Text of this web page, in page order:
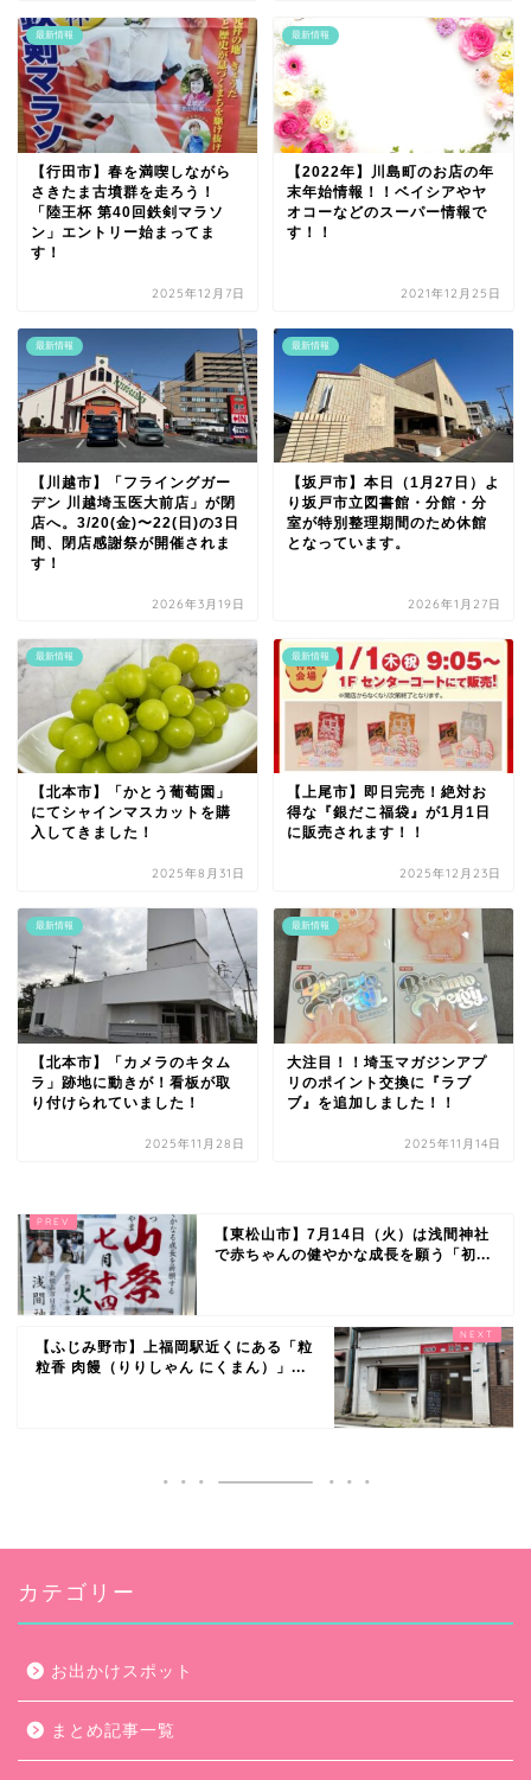
最新情報
【行田市】春を満喫しながら
さきたま古墳群を走ろう！
「陸王杯 第40回鉄剣マラソ
ン」エントリー始まってま
す！
2025年12月7日
最新情報
【2022年】川島町のお店の年
末年始情報！！ベイシアやヤ
オコーなどのスーパー情報で
す！！
2021年12月25日
最新情報
【川越市】「フライングガー
デン 川越埼玉医大前店」が閉
店へ。3/20(金)〜22(日)の3日
間、閉店感謝祭が開催されま
す！
2026年3月19日
最新情報
【坂戸市】本日（1月27日）よ
り坂戸市立図書館・分館・分
室が特別整理期間のため休館
となっています。
2026年1月27日
最新情報
【北本市】「かとう葡萄園」
にてシャインマスカットを購
入してきました！
2025年8月31日
最新情報
【上尾市】即日完売！絶対お
得な『銀だこ福袋』が1月1日
に販売されます！！
2025年12月23日
最新情報
【北本市】「カメラのキタム
ラ」跡地に動きが！看板が取
り付けられていました！
2025年11月28日
最新情報
大注目！！埼玉マガジンアプ
リのポイント交換に『ラブ
ブ』を追加しました！！
2025年11月14日
【東松山市】7月14日（火）は浅間神社
で赤ちゃんの健やかな成長を願う「初...
【ふじみ野市】上福岡駅近くにある「粒
粒香 肉饅（りりしゃん にくまん）」...
カテゴリー
お出かけスポット
まとめ記事一覧